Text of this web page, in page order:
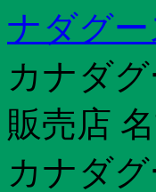
ナダグー
カナダ
販売店
カナダ